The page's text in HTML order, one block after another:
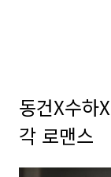
동건X수하
각 로맨스